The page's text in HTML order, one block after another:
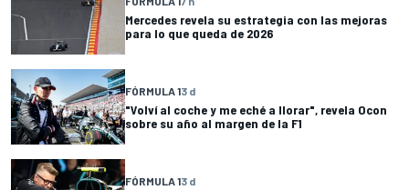
Mercedes revela su estrategia con las mejoras
para lo que queda de 2026
FÓRMULA 13 d
"Volví al coche y me eché a llorar", revela Ocon
sobre su año al margen de la F1
FÓRMULA 13 d